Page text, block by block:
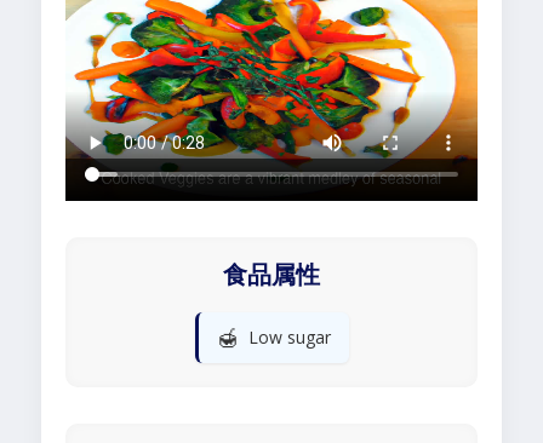
食品属性
🍯 Low sugar